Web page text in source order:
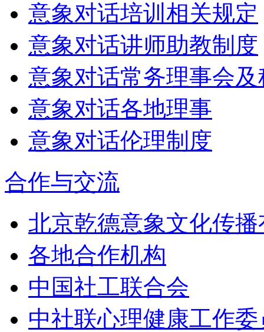
意象对话培训相关规定
意象对话讲师助教制度
意象对话常务理事会
意象对话各地理事
意象对话伦理制度
合作与交流
北京乾德意象文化传
各地合作机构
中国社工联合会
中社联心理健康工作委